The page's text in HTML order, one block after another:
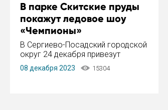
В парке Скитские пруды
покажут ледовое шоу
«Чемпионы»
В Сергиево-Посадский городской
округ 24 декабря привезут
ледовый тур «Чемпионы»
заслуженного мастера спорта,
08 декабря 2023 15304